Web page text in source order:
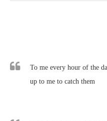
To me every hour of the
up to me to catch them